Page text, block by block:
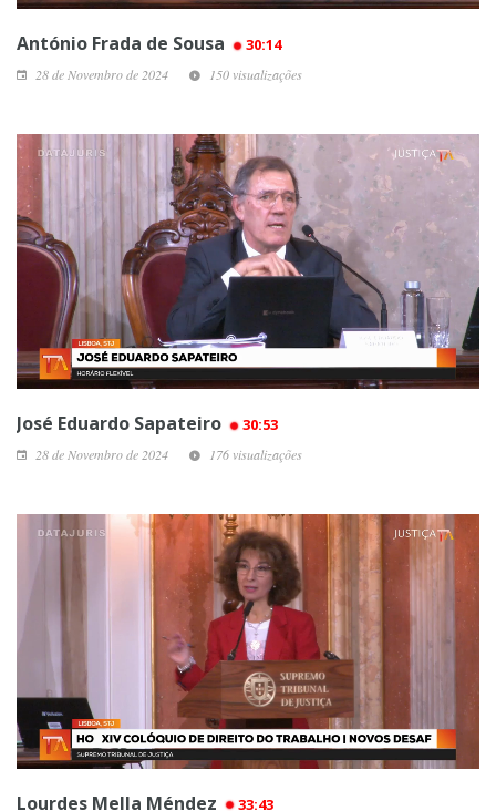
António Frada de Sousa 30:14
28 de Novembro de 2024 150 visualizações
José Eduardo Sapateiro 30:53
28 de Novembro de 2024 176 visualizações
Lourdes Mella Méndez 33:43